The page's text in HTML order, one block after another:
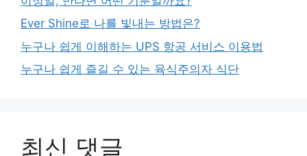
Ever Shine로 나를 빛내는 방법은?
누구나 쉽게 이해하는 UPS 항공 서비스 이용법
누구나 쉽게 즐길 수 있는 육식주의자 식단
최신 댓글